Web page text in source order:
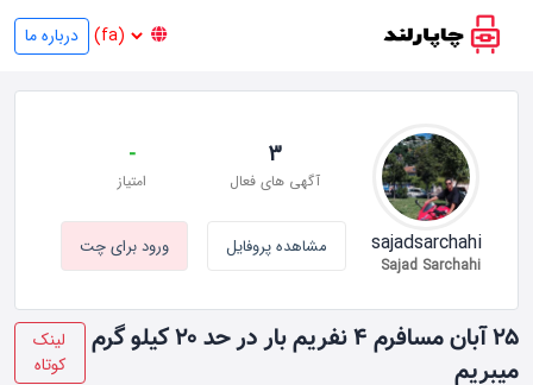
درباره ما
۲۵ آبان مسافرم ۴ نفریم بار در حد ۲۰ کیلو گرم
میبریم
لینک
کوتاه
sajadsarchahi
Sajad Sarchahi
3
آگهی های فعال
-
امتیاز
مشاهده پروفایل ورود برای چت